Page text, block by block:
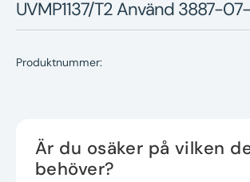
UVMP1137/T2 Använd 3887-
Produktnummer:
Är du osäker på vilken
behöver?